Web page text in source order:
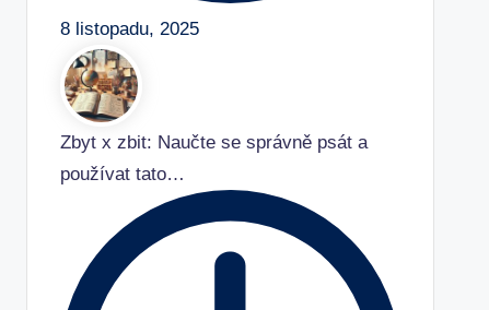
8 listopadu, 2025
Zbyt x zbit: Naučte se správně psát a
používat tato…